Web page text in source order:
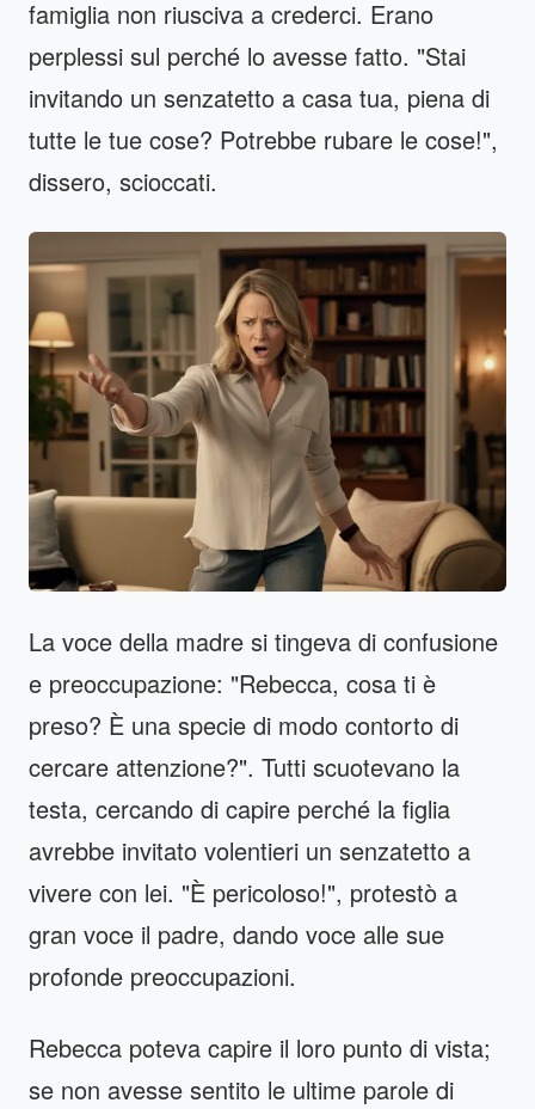
famiglia non riusciva a crederci. Erano
perplessi sul perché lo avesse fatto. "Stai
invitando un senzatetto a casa tua, piena di
tutte le tue cose? Potrebbe rubare le cose!",
dissero, scioccati.
La voce della madre si tingeva di confusione
e preoccupazione: "Rebecca, cosa ti è
preso? È una specie di modo contorto di
cercare attenzione?". Tutti scuotevano la
testa, cercando di capire perché la figlia
avrebbe invitato volentieri un senzatetto a
vivere con lei. "È pericoloso!", protestò a
gran voce il padre, dando voce alle sue
profonde preoccupazioni.
Rebecca poteva capire il loro punto di vista;
se non avesse sentito le ultime parole di